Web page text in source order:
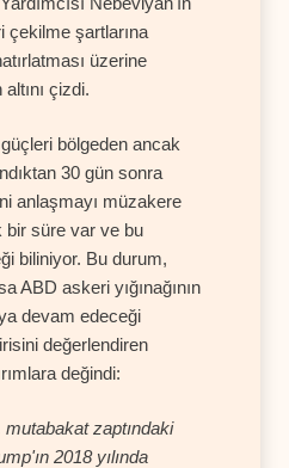
çekilme şartlarına
üzerine
çizdi.
bölgeden ancak
30 gün sonra
anlaşmayı müzakere
bir süre var ve bu
biliniyor. Bu durum,
ABD askeri yığınağının
devam edeceği
değerlendiren
değindi:
mutabakat zaptındaki
2018 yılında